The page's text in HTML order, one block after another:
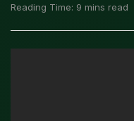
Reading Time: 9 mins read